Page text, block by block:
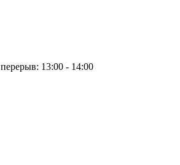
перерыв: 13:00 - 14:00